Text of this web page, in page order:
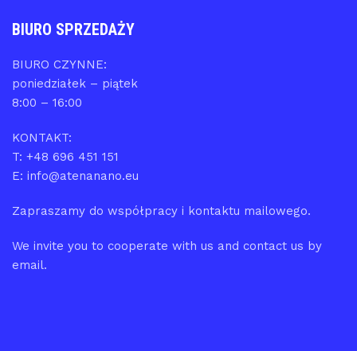
BIURO SPRZEDAŻY
BIURO CZYNNE:
poniedziałek – piątek
8:00 – 16:00
KONTAKT:
T: +48 696 451 151
E: info@atenanano.eu
Zapraszamy do współpracy i kontaktu mailowego.
We invite you to cooperate with us and contact us by
email.